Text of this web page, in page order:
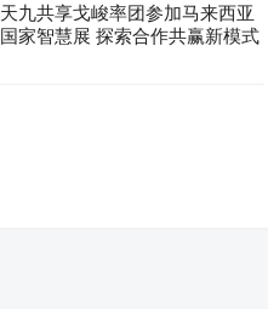
天九共享戈峻率团参加马来西亚
国家智慧展 探索合作共赢新模式